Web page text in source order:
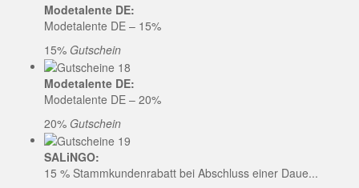
Modetalente DE:
Modetalente DE – 15%
15% Gutschein
Modetalente DE:
Modetalente DE – 20%
20% Gutschein
SALiNGO:
15 % Stammkundenrabatt bei Abschluss einer Daue...